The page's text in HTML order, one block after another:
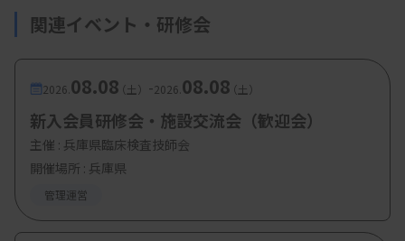
関連イベント・研修会
2026. 08.08（土） -2026. 08.08（土）
新入会員研修会・施設交流会（歓迎会）
主催 : 兵庫県臨床検査技師会
開催場所 : 兵庫県
管理運営